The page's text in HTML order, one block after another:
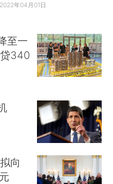
2022年04月01日
至一
340
向